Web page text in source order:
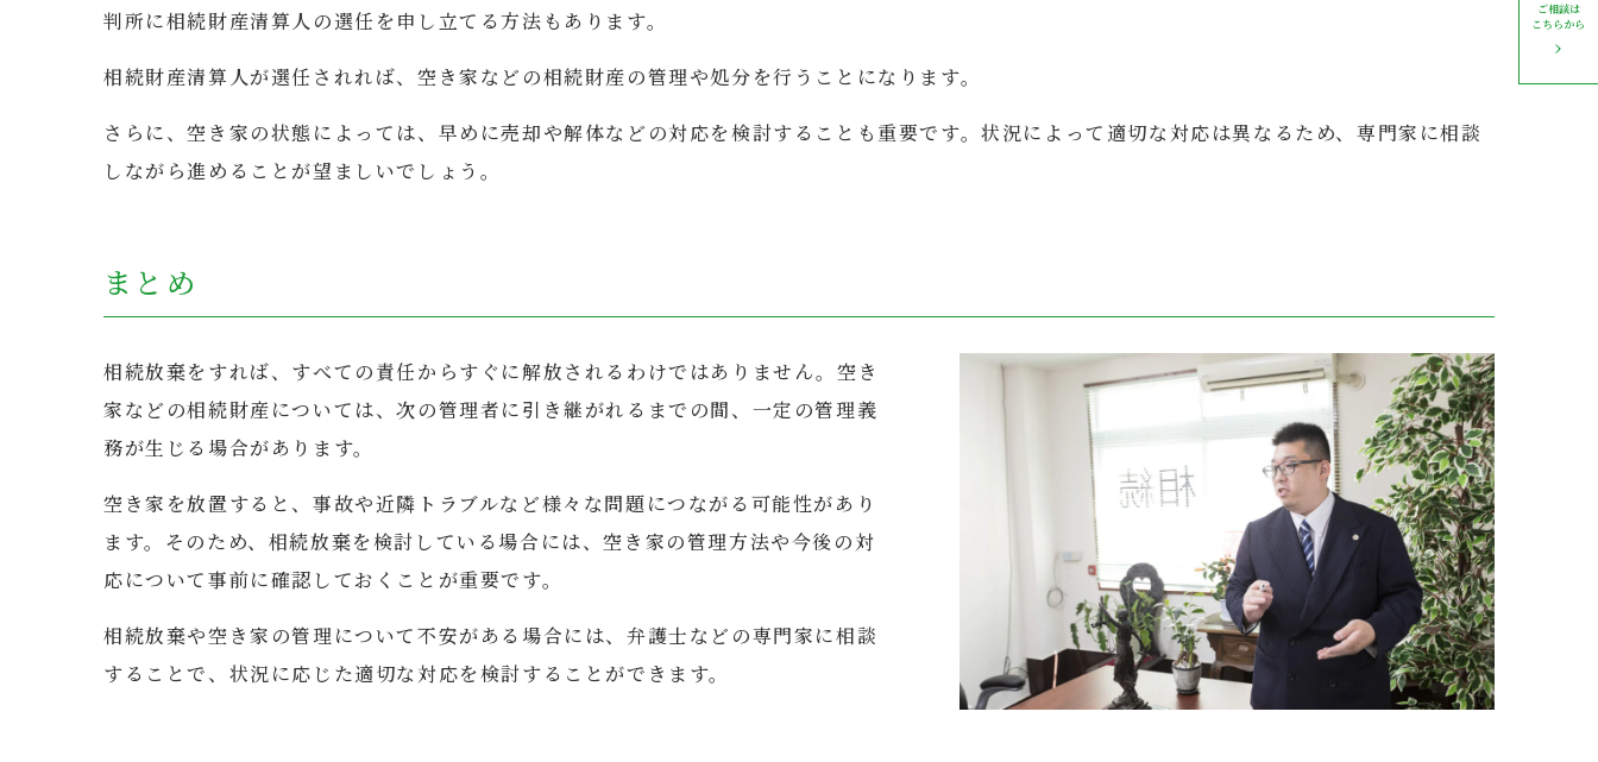
判所に相続財産清算人の選任を申し立てる方法もあります。
相続財産清算人が選任されれば、空き家などの相続財産の管理や処分を行うことになります。
さらに、空き家の状態によっては、早めに売却や解体などの対応を検討することも重要です。状況によって適切な対応は異なるため、専門家に相談
しながら進めることが望ましいでしょう。
まとめ
相続放棄をすれば、すべての責任からすぐに解放されるわけではありません。空き
家などの相続財産については、次の管理者に引き継がれるまでの間、一定の管理義
務が生じる場合があります。
空き家を放置すると、事故や近隣トラブルなど様々な問題につながる可能性があり
ます。そのため、相続放棄を検討している場合には、空き家の管理方法や今後の対
応について事前に確認しておくことが重要です。
相続放棄や空き家の管理について不安がある場合には、弁護士などの専門家に相談
することで、状況に応じた適切な対応を検討することができます。
ご相談は
こちらから